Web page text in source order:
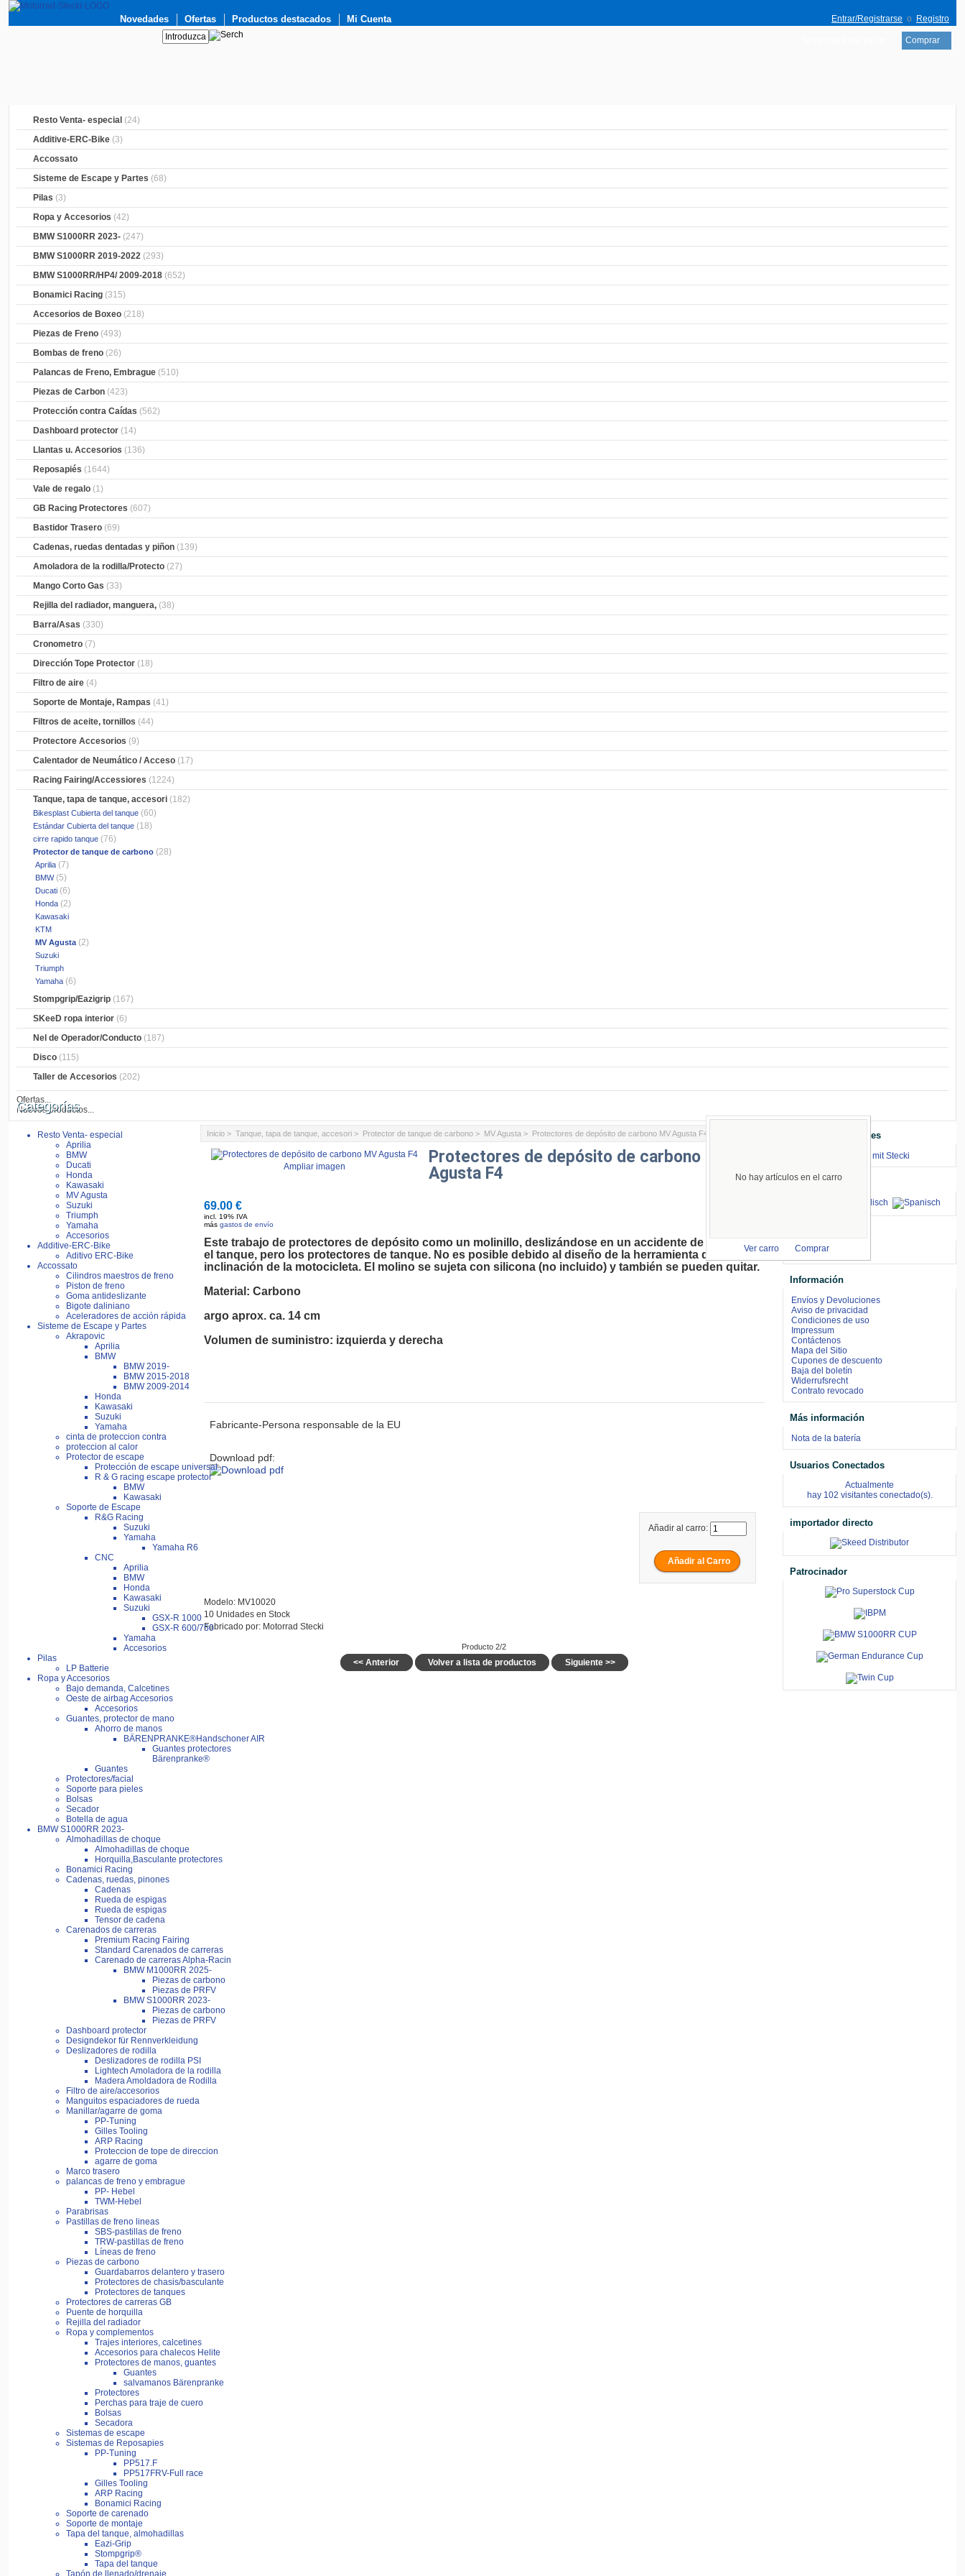
Novedades Ofertas Productos destacados Mi Cuenta Entrar/Registrarse o Registro
Comprar
Resto Venta- especial (24)
Additive-ERC-Bike (3)
Accossato
Sisteme de Escape y Partes (68)
Pilas (3)
Ropa y Accesorios (42)
BMW S1000RR 2023- (247)
BMW S1000RR 2019-2022 (293)
BMW S1000RR/HP4/ 2009-2018 (652)
Bonamici Racing (315)
Accesorios de Boxeo (218)
Piezas de Freno (493)
Bombas de freno (26)
Palancas de Freno, Embrague (510)
Piezas de Carbon (423)
Protección contra Caídas (562)
Dashboard protector (14)
Llantas u. Accesorios (136)
Reposapiés (1644)
Vale de regalo (1)
GB Racing Protectores (607)
Bastidor Trasero (69)
Cadenas, ruedas dentadas y piñon (139)
Amoladora de la rodilla/Protecto (27)
Mango Corto Gas (33)
Rejilla del radiador, manguera, (38)
Barra/Asas (330)
Cronometro (7)
Dirección Tope Protector (18)
Filtro de aire (4)
Soporte de Montaje, Rampas (41)
Filtros de aceite, tornillos (44)
Protectore Accesorios (9)
Calentador de Neumático / Acceso (17)
Racing Fairing/Accessiores (1224)
Tanque, tapa de tanque, accesori (182)
Bikesplast Cubierta del tanque (60)
Estándar Cubierta del tanque (18)
cirre rapido tanque (76)
Protector de tanque de carbono (28)
Aprilia (7)
BMW(5)
Ducati (6)
Honda (2)
Kawasaki
KTM
MV Agusta(2)
Suzuki
Triumph
Yamaha (6)
Stompgrip/Eazigrip (167)
SKeeD ropa interior (6)
Nel de Operador/Conducto (187)
Disco (115)
Taller de Accesorios (202)
Ofertas...
Nuevos productos...
No hay artículos en el carro
Ver carro Comprar
Categorías
Resto Venta- especial
Aprilia
BMW
Ducati
Honda
Kawasaki
MV Agusta
Suzuki
Triumph
Yamaha
Accesorios
Additive-ERC-Bike
Aditivo ERC-Bike
Accossato
Cilindros maestros de freno
Piston de freno
Goma antideslizante
Bigote daliniano
Aceleradores de acción rápida
Sisteme de Escape y Partes
Akrapovic
Aprilia
BMW
BMW 2019-
BMW 2015-2018
BMW 2009-2014
Honda
Kawasaki
Suzuki
Yamaha
cinta de proteccion contra
proteccion al calor
Protector de escape
Protección de escape universal
R & G racing escape protector
BMW
Kawasaki
Soporte de Escape
R&G Racing
Suzuki
Yamaha
Yamaha R6
CNC
Aprilia
BMW
Honda
Kawasaki
Suzuki
GSX-R 1000
GSX-R 600/750
Yamaha
Accesorios
Pilas
LP Batterie
Ropa y Accesorios
Bajo demanda, Calcetines
Oeste de airbag Accesorios
Accesorios
Guantes, protector de mano
Ahorro de manos
BÄRENPRANKE®Handschoner AIR
Guantes protectores
Bärenpranke®
Guantes
Protectores/facial
Soporte para pieles
Bolsas
Secador
Botella de agua
BMW S1000RR 2023-
Almohadillas de choque
Almohadillas de choque
Horquilla,Basculante protectores
Bonamici Racing
Cadenas, ruedas, pinones
Cadenas
Rueda de espigas
Rueda de espigas
Tensor de cadena
Carenados de carreras
Premium Racing Fairing
Standard Carenados de carreras
Carenado de carreras Alpha-Racin
BMW M1000RR 2025-
Piezas de carbono
Piezas de PRFV
BMW S1000RR 2023-
Piezas de carbono
Piezas de PRFV
Dashboard protector
Designdekor für Rennverkleidung
Deslizadores de rodilla
Deslizadores de rodilla PSI
Lightech Amoladora de la rodilla
Madera Amoldadora de Rodilla
Filtro de aire/accesorios
Manguitos espaciadores de rueda
Manillar/agarre de goma
PP-Tuning
Gilles Tooling
ARP Racing
Proteccion de tope de direccion
agarre de goma
Marco trasero
palancas de freno y embrague
PP- Hebel
TWM-Hebel
Parabrisas
Pastillas de freno lineas
SBS-pastillas de freno
TRW-pastillas de freno
Líneas de freno
Piezas de carbono
Guardabarros delantero y trasero
Protectores de chasis/basculante
Protectores de tanques
Protectores de carreras GB
Puente de horquilla
Rejilla del radiador
Ropa y complementos
Trajes interiores, calcetines
Accesorios para chalecos Helite
Protectores de manos, guantes
Guantes
salvamanos Bärenpranke
Protectores
Perchas para traje de cuero
Bolsas
Secadora
Sistemas de escape
Sistemas de Reposapies
PP-Tuning
PP517.F
PP517FRV-Full race
Gilles Tooling
ARP Racing
Bonamici Racing
Soporte de carenado
Soporte de montaje
Tapa del tanque, almohadillas
Eazi-Grip
Stompgrip®
Tapa del tanque
Tapón de llenado/drenaje
Inicio >Tanque, tapa de tanque, accesori > Protector de tanque de carbono > MV Agusta > Protectores de depósito de carbono MV Agusta F4
Ampliar imagen
Protectores de depósito de carbono MV
Agusta F4
69.00 €
incl. 19% IVA
másgastos de envío
Este trabajo de protectores de depósito como un molinillo, deslizándose en un accidente de la moto no
el tanque, pero los protectores de tanque. No es posible debido al diseño de la herramienta de corte la
inclinación de la motocicleta. El molino se sujeta con silicona (no incluido) y también se pueden quitar.
Material: Carbono
argo aprox. ca. 14 cm
Volumen de suministro: izquierda y derecha
Fabricante-Persona responsable de la EU
Download pdf:
Añadir al carro:
Modelo: MV10020
10 Unidades en Stock
Fabricado por: Motorrad Stecki
Producto 2/2
<< Anterior Volver a lista de productos Siguiente >>
Enlaces Importantes
⇒ zum Renntraining mit Stecki
Idiomas
Información
Envíos y Devoluciones
Aviso de privacidad
Condiciones de uso
Impressum
Contáctenos
Mapa del Sitio
Cupones de descuento
Baja del boletín
Widerrufsrecht
Contrato revocado
Más información
Nota de la batería
Usuarios Conectados
Actualmente
hay 102 visitantes conectado(s).
importador directo
Patrocinador